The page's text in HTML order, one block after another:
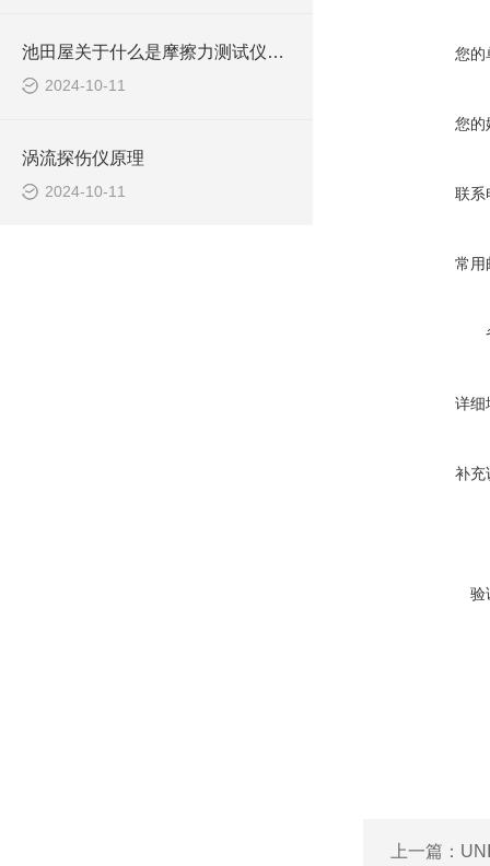
池田屋关于什么是摩擦力测试仪及应用？
2024-10-11
涡流探伤仪原理
2024-10-11
您的
您的
联系
常用
详细
补充
验
上一篇：